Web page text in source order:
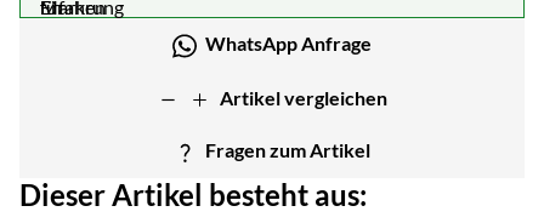
WhatsApp Anfrage
Artikel vergleichen
Fragen zum Artikel
Dieser Artikel besteht aus: